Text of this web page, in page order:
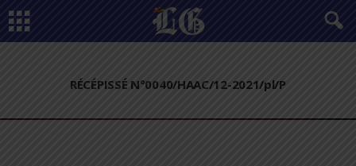
RÉCÉPISSÉ N°0040/HAAC/12-2021/pl/P